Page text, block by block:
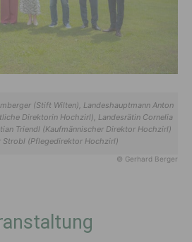
(Stift Wilten), Landeshauptmann Anton
Direktorin Hochzirl), Landesrätin Cornelia
Triendl (Kaufmännischer Direktor Hochzirl)
Strobl (Pflegedirektor Hochzirl)
© Gerhard Berger